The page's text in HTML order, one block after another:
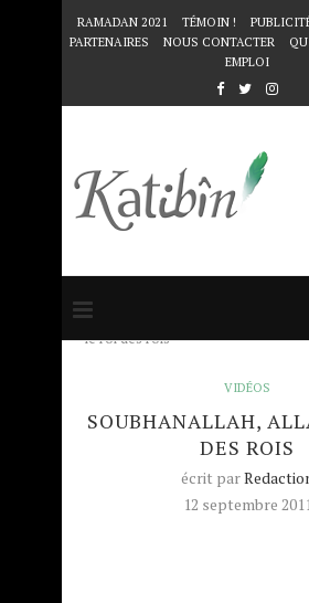
RAMADAN 2021 TÉMOIN !
PARTENAIRES
NOUS CONTACTER
EMPLOI
Accueil
le roi des rois
VIDÉOS
SOUBHANALLAH,
DES ROIS
écrit par
12 septembre